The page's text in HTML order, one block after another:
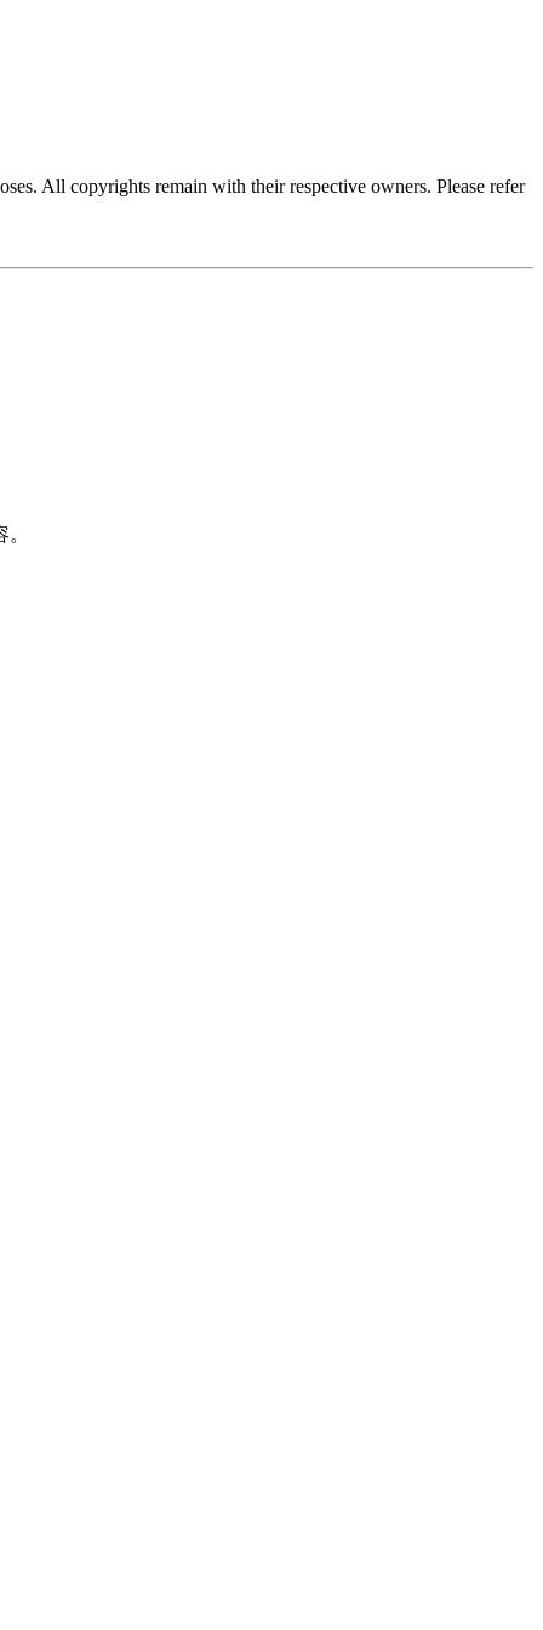
All copyrights remain with their respective owners. Please refer